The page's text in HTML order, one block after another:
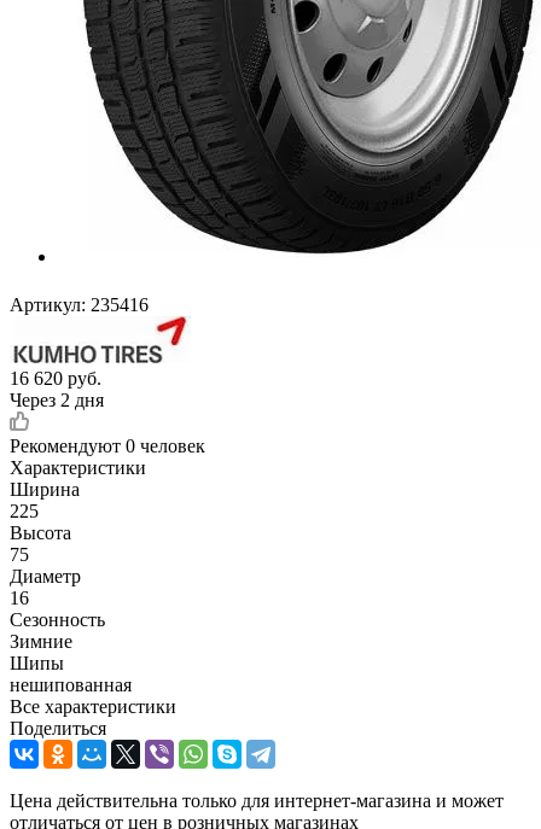
Артикул: 235416
16 620 руб.
Через 2 дня
Рекомендуют 0 человек
Характеристики
Ширина
225
Высота
75
Диаметр
16
Сезонность
Зимние
Шипы
нешипованная
Все характеристики
Поделиться
Цена действительна только для интернет-магазина и может
отличаться от цен в розничных магазинах